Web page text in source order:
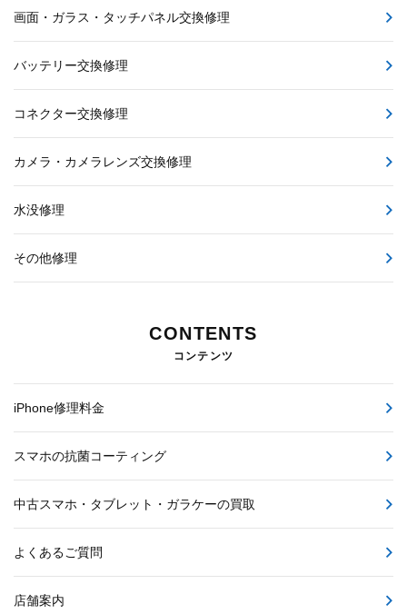
スタッフブログ
画面・ガラス・タッチパネル交換修理
バッテリー交換修理
コネクター交換修理
カメラ・カメラレンズ交換修理
水没修理
その他修理
CONTENTS
コンテンツ
iPhone修理料金
スマホの抗菌コーティング
中古スマホ・タブレット・ガラケーの買取
よくあるご質問
店舗案内